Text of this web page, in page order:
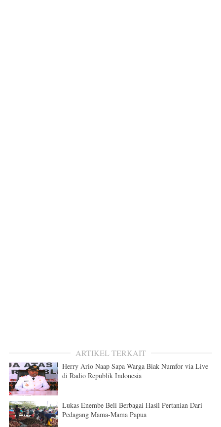
ARTIKEL TERKAIT
Herry Ario Naap Sapa Warga Biak Numfor via Live
di Radio Republik Indonesia
Lukas Enembe Beli Berbagai Hasil Pertanian Dari
Pedagang Mama-Mama Papua